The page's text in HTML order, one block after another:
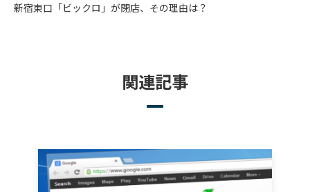
新宿東口「ビックロ」が閉店、その理由は？
関連記事